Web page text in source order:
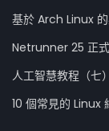
基於 Arch Linux
Netrunner 25 正
人工智慧教程（
10 個常見的 Linux